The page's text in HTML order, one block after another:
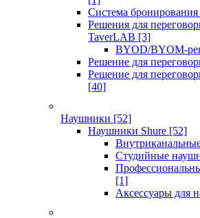
Система
Решения для
TaverLAB [3]
BYOD/BYOM-
Решение для
Решение для
[40]
Наушники [52]
Наушники Shure [52]
Студийные
[1]
Аксессуары для